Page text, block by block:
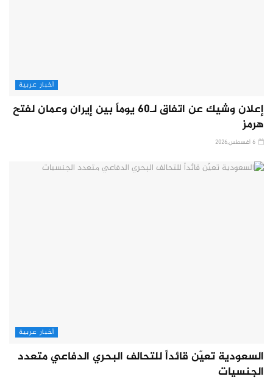
أخبار عربية
إعلان وشيك عن اتفاق لـ60 يوماً بين إيران وعمان لفتح
هرمز
6 أغسطس,2026
أخبار عربية
السعودية تعيّن قائداً للتحالف البحري الدفاعي متعدد
الجنسيات